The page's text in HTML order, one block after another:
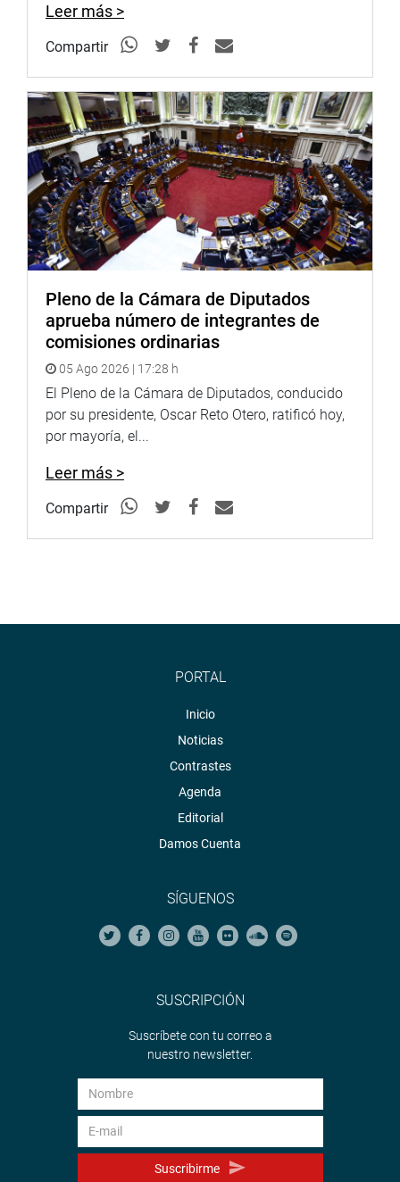
Leer más >
Compartir
Pleno de la Cámara de Diputados
aprueba número de integrantes de
comisiones ordinarias
05 Ago 2026 | 17:28 h
El Pleno de la Cámara de Diputados, conducido
por su presidente, Oscar Reto Otero, ratificó hoy,
por mayoría, el...
Leer más >
Compartir
PORTAL
Inicio
Noticias
Contrastes
Agenda
Editorial
Damos Cuenta
SÍGUENOS
SUSCRIPCIÓN
Suscríbete con tu correo a
nuestro newsletter.
Suscribirme